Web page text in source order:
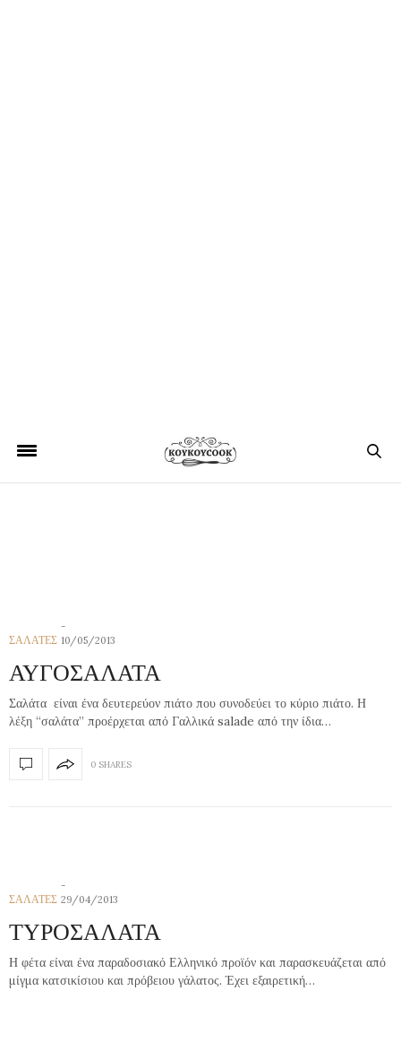
ΣΑΛΑΤΕΣ 10/05/2013
ΑΥΓΟΣΑΛΑΤΑ
Σαλάτα είναι ένα δευτερεύον πιάτο που συνοδεύει το κύριο πιάτο. Η
λέξη “σαλάτα” προέρχεται από Γαλλικά salade από την ίδια…
0 SHARES
ΣΑΛΑΤΕΣ 29/04/2013
ΤΥΡΟΣΑΛΑΤΑ
Η φέτα είναι ένα παραδοσιακό Ελληνικό προϊόν και παρασκευάζεται από
μίγμα κατσικίσιου και πρόβειου γάλατος. Έχει εξαιρετική…